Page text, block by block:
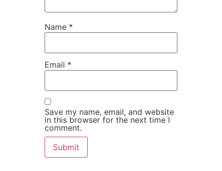
Name *
Email *
Save my name, email, and website
in this browser for the next time I
comment.